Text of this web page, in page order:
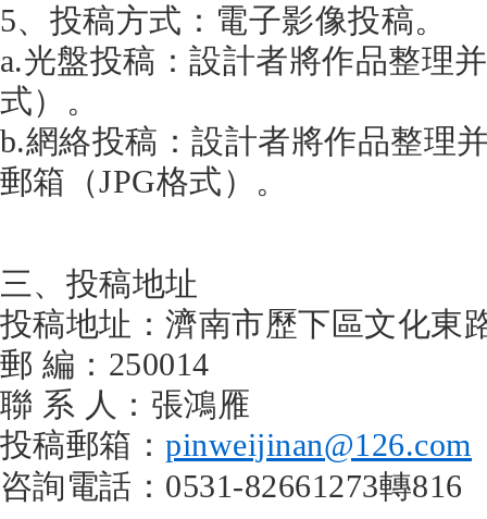
5、投稿方式：電子影像投稿。
a.光盤投稿：設計者將作品整理
式）。
b.網絡投稿：設計者將作品整理
郵箱（JPG格式）。
三、投稿地址
投稿地址：濟南市歷下區文化
郵 編：250014
聯 系 人：張鴻雁
投稿郵箱：pinweijinan@126.com
咨詢電話：0531-82661273轉816